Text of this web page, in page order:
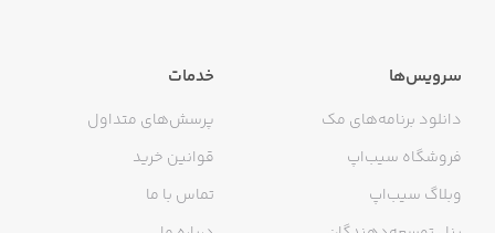
سرویس‌ها
دانلود برنامه‌های مک
فروشگاه سیب‌اپ
وبلاگ سیب‌اپ
خدمات
پرسش‌های متداول
قوانین خرید
تماس با ما